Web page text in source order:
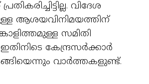
വിദേശ
ആശയവിനിമയത്തിന്
സമിതി
കേന്ദ്രസര്‍ക്കാര്‍
വാര്‍ത്തകളുണ്ട്.